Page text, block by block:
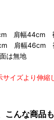
肩幅44cm
肩幅46cm
は無地
イズより伸縮
こんな商品